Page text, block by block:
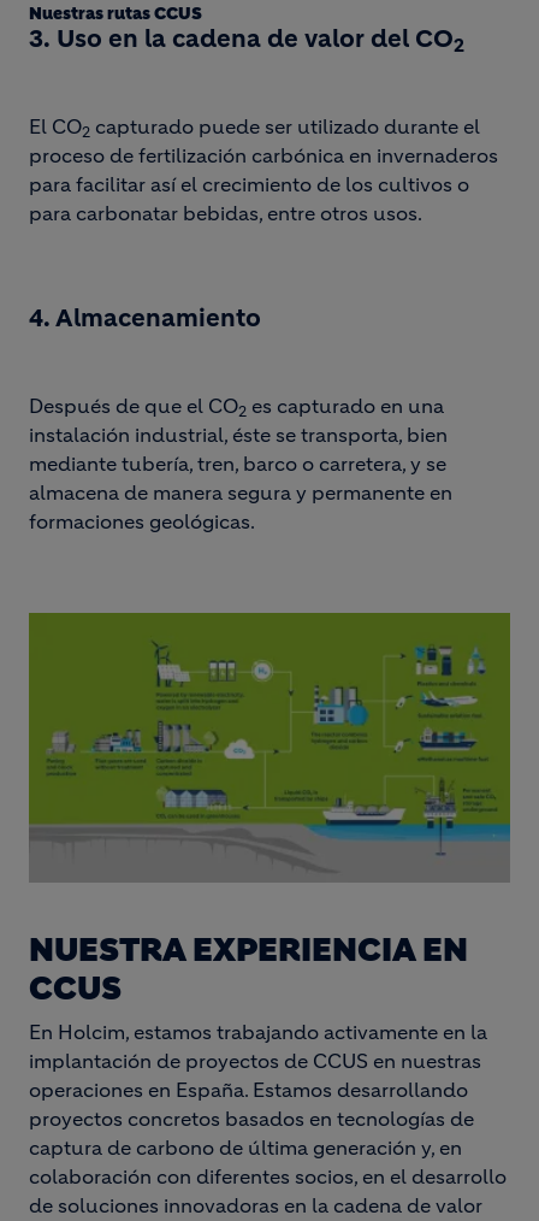
Nuestras rutas CCUS
3. Uso en la cadena de valor del CO2
El CO2 capturado puede ser utilizado durante el
proceso de fertilización carbónica en invernaderos
para facilitar así el crecimiento de los cultivos o
para carbonatar bebidas, entre otros usos.
4. Almacenamiento
Después de que el CO2 es capturado en una
instalación industrial, éste se transporta, bien
mediante tubería, tren, barco o carretera, y se
almacena de manera segura y permanente en
formaciones geológicas.
NUESTRA EXPERIENCIA EN
CCUS
En Holcim, estamos trabajando activamente en la
implantación de proyectos de CCUS en nuestras
operaciones en España. Estamos desarrollando
proyectos concretos basados en tecnologías de
captura de carbono de última generación y, en
colaboración con diferentes socios, en el desarrollo
de soluciones innovadoras en la cadena de valor